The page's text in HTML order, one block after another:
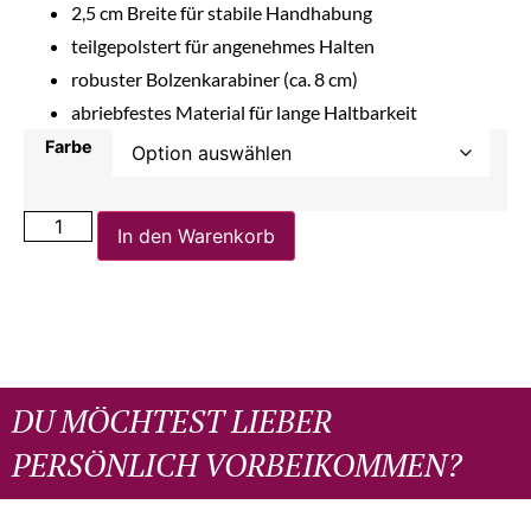
2,5 cm Breite für stabile Handhabung
teilgepolstert für angenehmes Halten
robuster Bolzenkarabiner (ca. 8 cm)
abriebfestes Material für lange Haltbarkeit
Farbe
In den Warenkorb
DU MÖCHTEST LIEBER
PERSÖNLICH VORBEIKOMMEN?